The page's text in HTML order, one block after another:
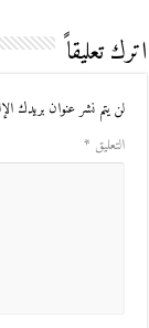
اترك تعليقاً
لن يتم نشر عنوان بريدك
التعليق *